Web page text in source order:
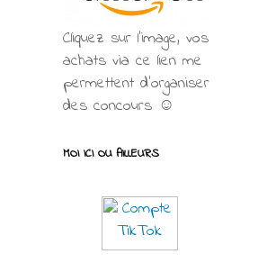
Cliquez sur l'image, vos
achats via ce lien me
permettent d’organiser
des concours ☺
MOI ICI OU AILLEURS